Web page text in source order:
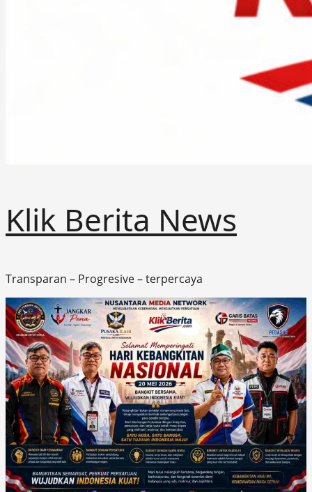
Klik Berita News
Transparan – Progresive – terpercaya